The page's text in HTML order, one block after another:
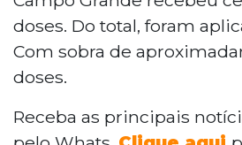
doses. Do total, foram
Com sobra de
doses.
Receba as principais